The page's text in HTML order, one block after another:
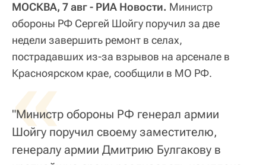
МОСКВА, 7 авг - РИА Новости. Министр
обороны РФ Сергей Шойгу поручил за две
недели завершить ремонт в селах,
пострадавших из-за взрывов на арсенале в
Красноярском крае, сообщили в МО РФ.
«
"Министр обороны РФ генерал армии
Шойгу поручил своему заместителю,
генералу армии Дмитрию Булгакову в